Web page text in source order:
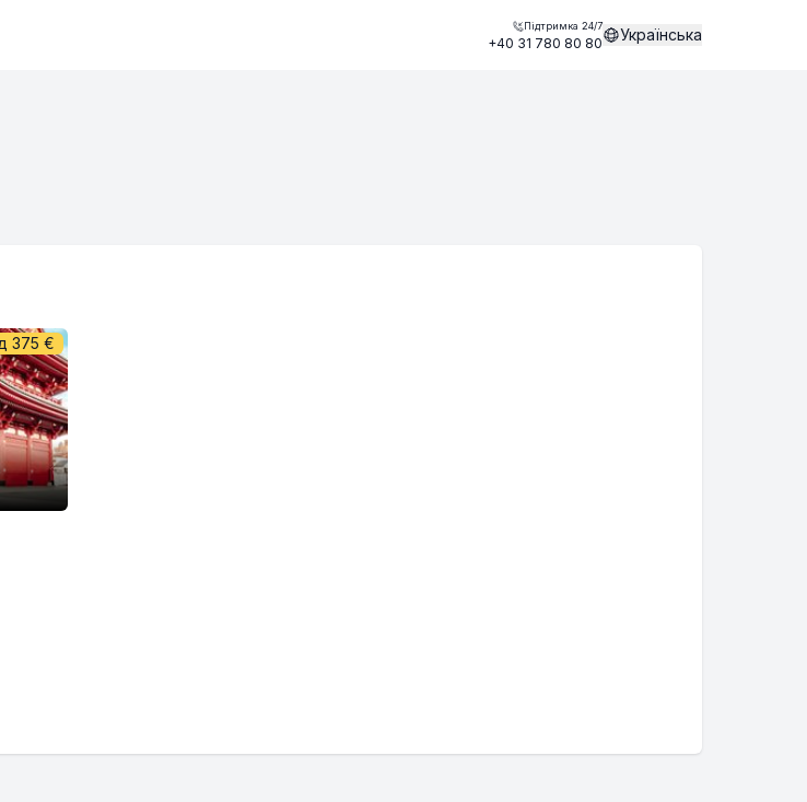
Підтримка 24/7
+40 31 780 80 80 Українська
375 €